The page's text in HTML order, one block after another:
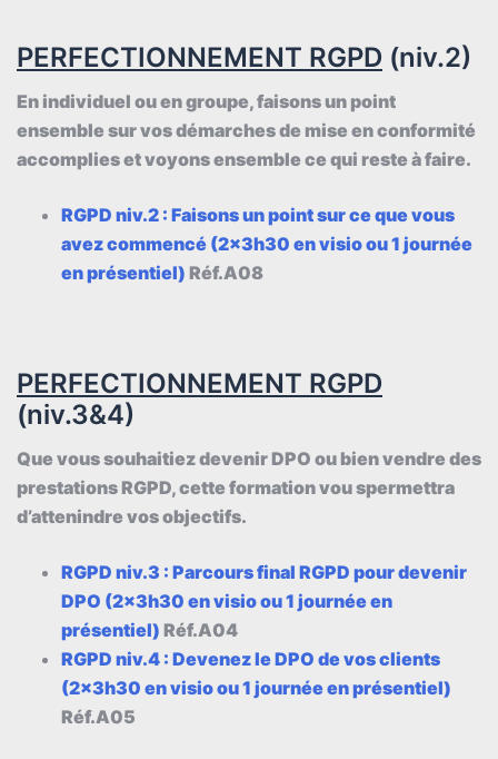
PERFECTIONNEMENT RGPD (niv.2)
En individuel ou en groupe, faisons un point
ensemble sur vos démarches de mise en conformité
accomplies et voyons ensemble ce qui reste à faire.
RGPD niv.2 : Faisons un point sur ce que vous
avez commencé (2x3h30 en visio ou 1 journée
en présentiel) Réf.A08
PERFECTIONNEMENT RGPD
(niv.3&4)
Que vous souhaitiez devenir DPO ou bien vendre des
prestations RGPD, cette formation vou spermettra
d’attenindre vos objectifs.
RGPD niv.3 : Parcours final RGPD pour devenir
DPO (2x3h30 en visio ou 1 journée en
présentiel) Réf.A04
RGPD niv.4 : Devenez le DPO de vos clients
(2x3h30 en visio ou 1 journée en présentiel)
Réf.A05